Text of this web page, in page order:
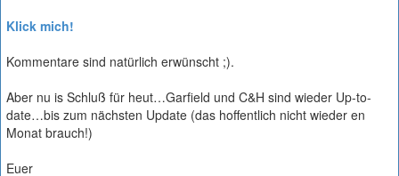
Klick mich!
Kommentare sind natürlich erwünscht ;).
Aber nu is Schluß für heut…Garfield und C&H sind wieder Up-to-
date…bis zum nächsten Update (das hoffentlich nicht wieder en
Monat brauch!)
Euer